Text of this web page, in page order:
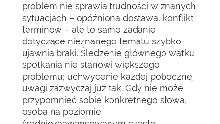
problem nie sprawia trudności w znanych
sytuacjach – opóźniona dostawa, konflikt
terminów – ale to samo zadanie
dotyczące nieznanego tematu szybko
ujawnia braki. Śledzenie głównego wątku
spotkania nie stanowi większego
problemu; uchwycenie każdej pobocznej
uwagi zazwyczaj już tak. Gdy nie może
przypomnieć sobie konkretnego słowa,
osoba na poziomie